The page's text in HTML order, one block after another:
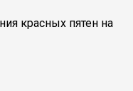
красных пятен на